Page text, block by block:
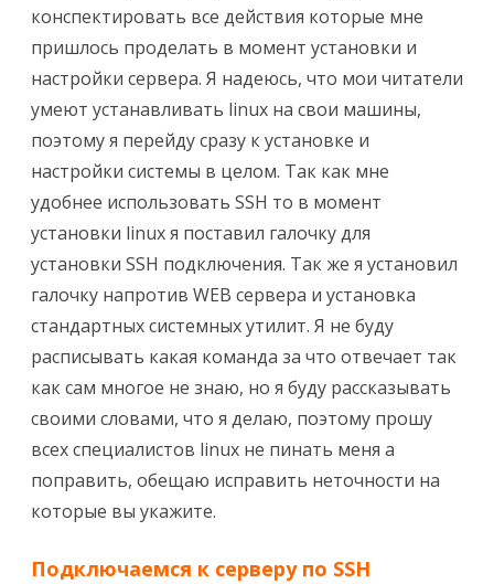
конспектировать все действия которые мне
пришлось проделать в момент установки и
настройки сервера. Я надеюсь, что мои читатели
умеют устанавливать linux на свои машины,
поэтому я перейду сразу к установке и
настройки системы в целом. Так как мне
удобнее использовать SSH то в момент
установки linux я поставил галочку для
установки SSH подключения. Так же я установил
галочку напротив WEB сервера и установка
стандартных системных утилит. Я не буду
расписывать какая команда за что отвечает так
как сам многое не знаю, но я буду рассказывать
своими словами, что я делаю, поэтому прошу
всех специалистов linux не пинать меня а
поправить, обещаю исправить неточности на
которые вы укажите.
Подключаемся к серверу по SSH